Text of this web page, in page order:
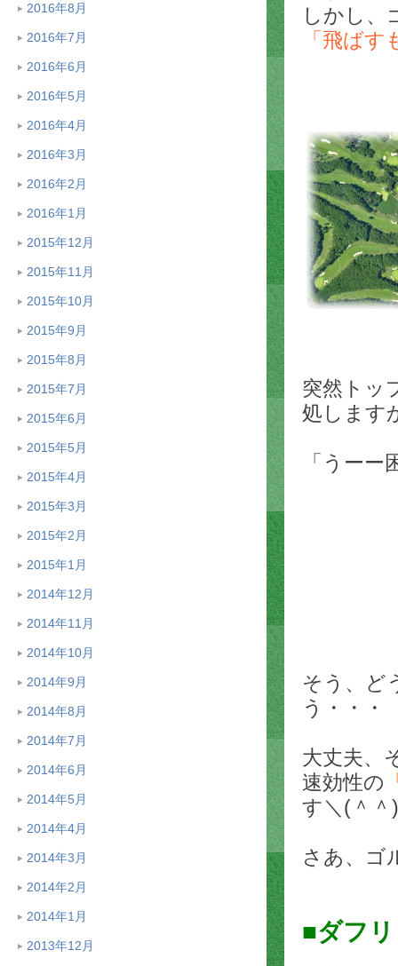
2016年8月
2016年7月
2016年6月
2016年5月
2016年4月
2016年3月
2016年2月
2016年1月
2015年12月
2015年11月
2015年10月
2015年9月
2015年8月
2015年7月
2015年6月
2015年5月
2015年4月
2015年3月
2015年2月
2015年1月
2014年12月
2014年11月
2014年10月
2014年9月
2014年8月
2014年7月
2014年6月
2014年5月
2014年4月
2014年3月
2014年2月
2014年1月
2013年12月
しかし、
「飛ば
突然トッ
処します
「うー
そう、ど
う・・・
大丈夫、
速効性の
す＼(＾＾
さあ、ゴ
■ダフ